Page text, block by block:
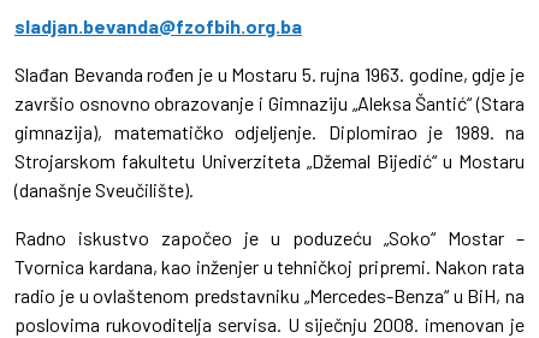
sladjan.bevanda@fzofbih.org.ba
Slađan Bevanda rođen je u Mostaru 5. rujna 1963. godine, gdje je
završio osnovno obrazovanje i Gimnaziju „Aleksa Šantić“ (Stara
gimnazija), matematičko odjeljenje. Diplomirao je 1989. na
Strojarskom fakultetu Univerziteta „Džemal Bijedić“ u Mostaru
(današnje Sveučilište).
Radno iskustvo započeo je u poduzeću „Soko“ Mostar –
Tvornica kardana, kao inženjer u tehničkoj pripremi. Nakon rata
radio je u ovlaštenom predstavniku „Mercedes-Benza“ u BiH, na
poslovima rukovoditelja servisa. U siječnju 2008. imenovan je